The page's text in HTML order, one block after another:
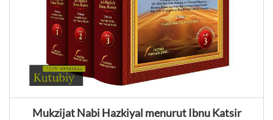
Mukzijat Nabi Hazkiyal menurut Ibnu Katsir